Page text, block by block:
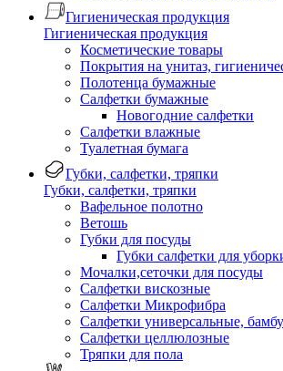
Гигиеническая продукция
Гигиеническая продукция
Косметические товары
Покрытия на унитаз,
Полотенца бумажные
Салфетки бумажные
Новогодние салфетки
Салфетки влажные
Туалетная бумага
Губки, салфетки, тряпки
Губки, салфетки, тряпки
Вафельное полотно
Ветошь
Губки для посуды
Губки салфетки для
Мочалки,сеточки для посуды
Салфетки вискозные
Салфетки Микрофибра
Салфетки универсальные,
Салфетки целлюлозные
Тряпки для пола